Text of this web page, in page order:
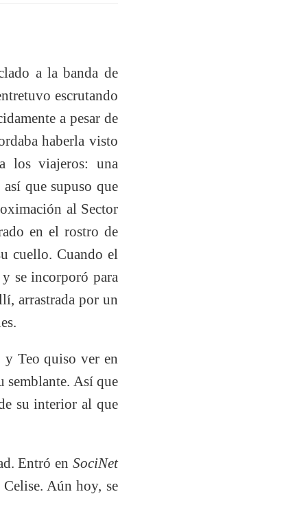
a la banda de
escrutando
a pesar de
haberla visto
los viajeros: una
que supuso que
al Sector
en el rostro de
cuello. Cuando el
se incorporó para
arrastrada por un
y Teo quiso ver en
semblante. Así que
su interior al que
Entró en SociNet
Aún hoy, se